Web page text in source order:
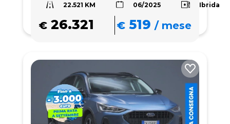
22.521 KM 06/2025 Ibrida
€ 26.321 € 519 /mese